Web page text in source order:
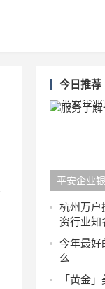
今日推荐
平安企业
务了解一下
杭州万户
资行业知
今年最好
么
「黄金